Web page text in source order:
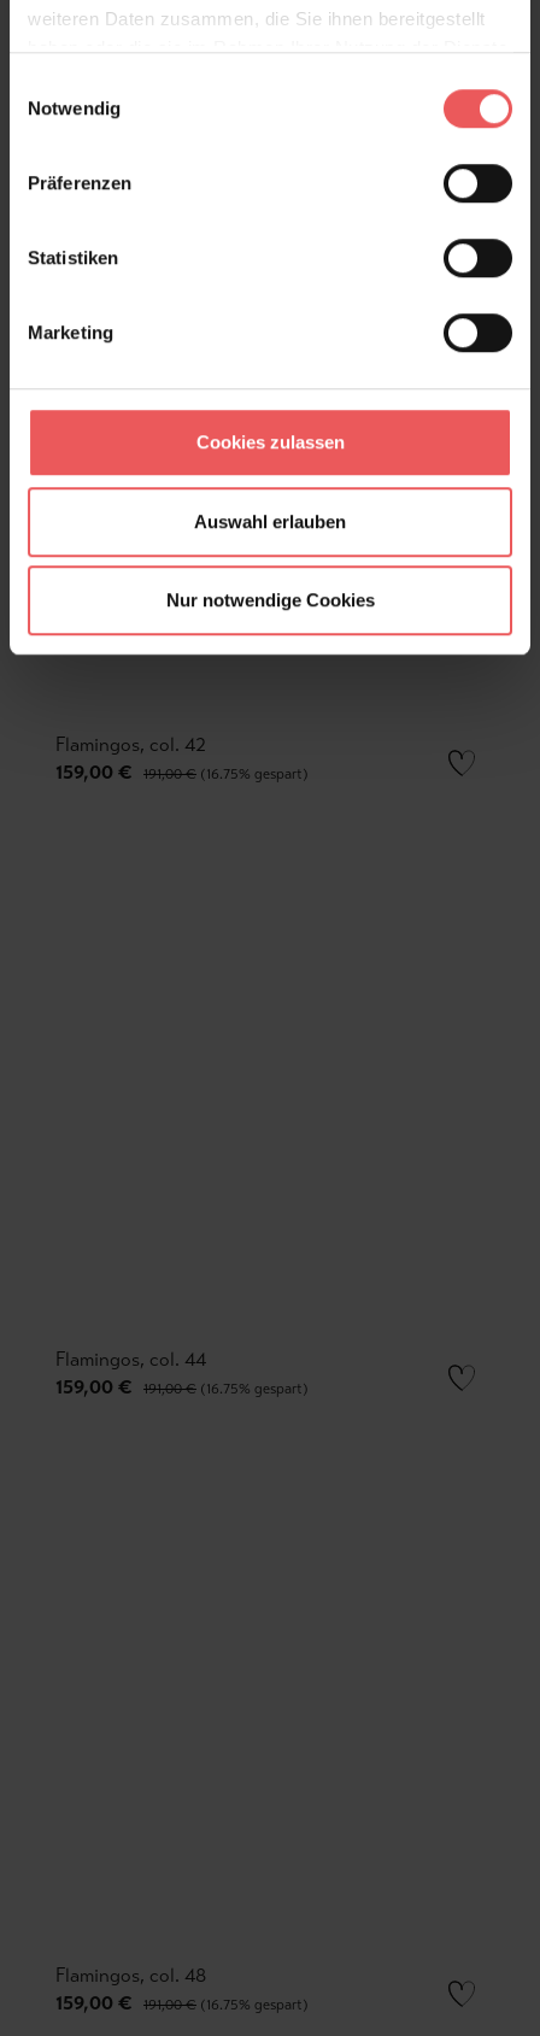
weiteren Daten zusammen, die Sie ihnen bereitgestellt
haben oder die sie im Rahmen Ihrer Nutzung der Dienste
Notwendig
Präferenzen
Statistiken
Marketing
Cookies zulassen
Auswahl erlauben
Nur notwendige Cookies
Flamingos, col. 42
159,00 €
191,00 € (16.75% gespart)
Flamingos, col. 44
159,00 €
191,00 € (16.75% gespart)
Flamingos, col. 48
159,00 €
191,00 € (16.75% gespart)